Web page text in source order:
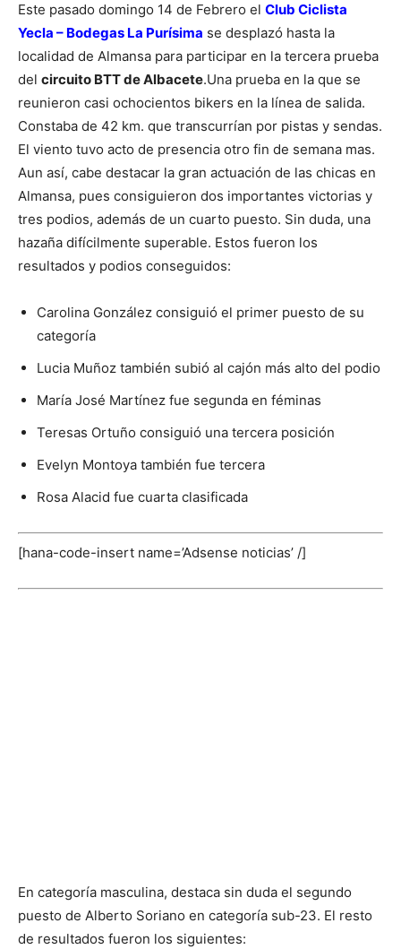
Este pasado domingo 14 de Febrero el Club Ciclista
Yecla – Bodegas La Purísima se desplazó hasta la
localidad de Almansa para participar en la tercera prueba
del circuito BTT de Albacete.Una prueba en la que se
reunieron casi ochocientos bikers en la línea de salida.
Constaba de 42 km. que transcurrían por pistas y sendas.
El viento tuvo acto de presencia otro fin de semana mas.
Aun así, cabe destacar la gran actuación de las chicas en
Almansa, pues consiguieron dos importantes victorias y
tres podios, además de un cuarto puesto. Sin duda, una
hazaña difícilmente superable. Estos fueron los
resultados y podios conseguidos:
Carolina González consiguió el primer puesto de su
categoría
Lucia Muñoz también subió al cajón más alto del podio
María José Martínez fue segunda en féminas
Teresas Ortuño consiguió una tercera posición
Evelyn Montoya también fue tercera
Rosa Alacid fue cuarta clasificada
[hana-code-insert name=’Adsense noticias’ /]
En categoría masculina, destaca sin duda el segundo
puesto de Alberto Soriano en categoría sub-23. El resto
de resultados fueron los siguientes: